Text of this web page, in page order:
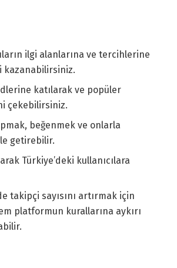
ilgi alanlarına ve tercihlerine
kazanabilirsiniz.
katılarak ve popüler
çekebilirsiniz.
beğenmek ve onlarla
getirebilir.
Türkiye’deki kullanıcılara
takipçi sayısını artırmak için
platformun kurallarına aykırı